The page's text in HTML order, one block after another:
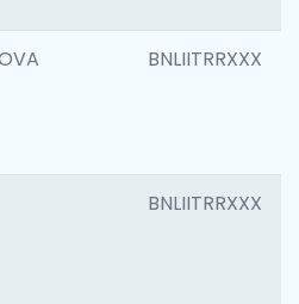
BNLIITRRXXX
BNLIITRRXXX